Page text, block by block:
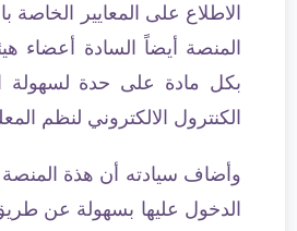
الاطلاع على المعايير
المنصة أيضاً السادة أعضاء
بكل مادة على حدة لسهولة
الكنترول الالكتروني لنظم
وأضاف سيادته أن هذة المنصة
الدخول عليها بسهولة عن